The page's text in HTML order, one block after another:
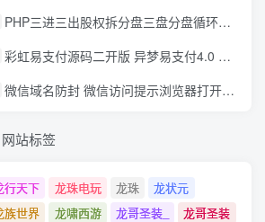
PHP三进三出股权拆分盘三盘分盘循环拆分系统源码
彩虹易支付源码二开版 异梦易支付4.0 可对接官方/易支付/码支付 去除后门 美化用户中心
微信域名防封 微信访问提示浏览器打开 非微信访问直接打开预防域名被封域名被封包换服务
网站标签
行天下 龙珠电玩 龙珠
龙状元
族世界
龙啸西游 龙哥圣装_
龙哥圣装